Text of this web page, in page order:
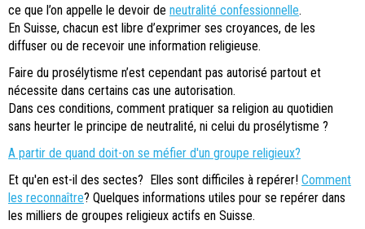
ce que l’on appelle le devoir de neutralité confessionnelle.
En Suisse, chacun est libre d’exprimer ses croyances, de les
diffuser ou de recevoir une information religieuse.
Faire du prosélytisme n’est cependant pas autorisé partout et
nécessite dans certains cas une autorisation.
Dans ces conditions, comment pratiquer sa religion au quotidien
sans heurter le principe de neutralité, ni celui du prosélytisme ?
A partir de quand doit-on se méfier d'un groupe religieux?
Et qu'en est-il des sectes? Elles sont difficiles à repérer! Comment
les reconnaître? Quelques informations utiles pour se repérer dans
les milliers de groupes religieux actifs en Suisse.